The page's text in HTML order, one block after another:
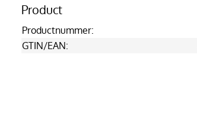
Product
Productnummer:
GTIN/EAN: